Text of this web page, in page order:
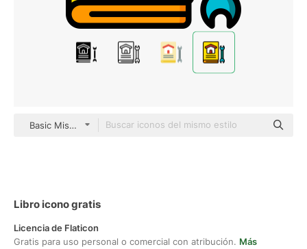
Basic Miscellany Lineal Color
Libro icono gratis
Licencia de Flaticon
Gratis para uso personal o comercial con atribución. Más